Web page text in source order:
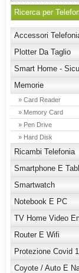
Ricerca per
Accessori
Plotter Da Taglio
Smart Home -
Memorie
» Card Reader
» Memory Card
» Pen Drive
» Hard Disk
Ricambi Telefonia
Smartphone E
Smartwatch
Notebook E PC
TV Home Video
Router E Wifi
Protezione Covid
Coyote / Auto E